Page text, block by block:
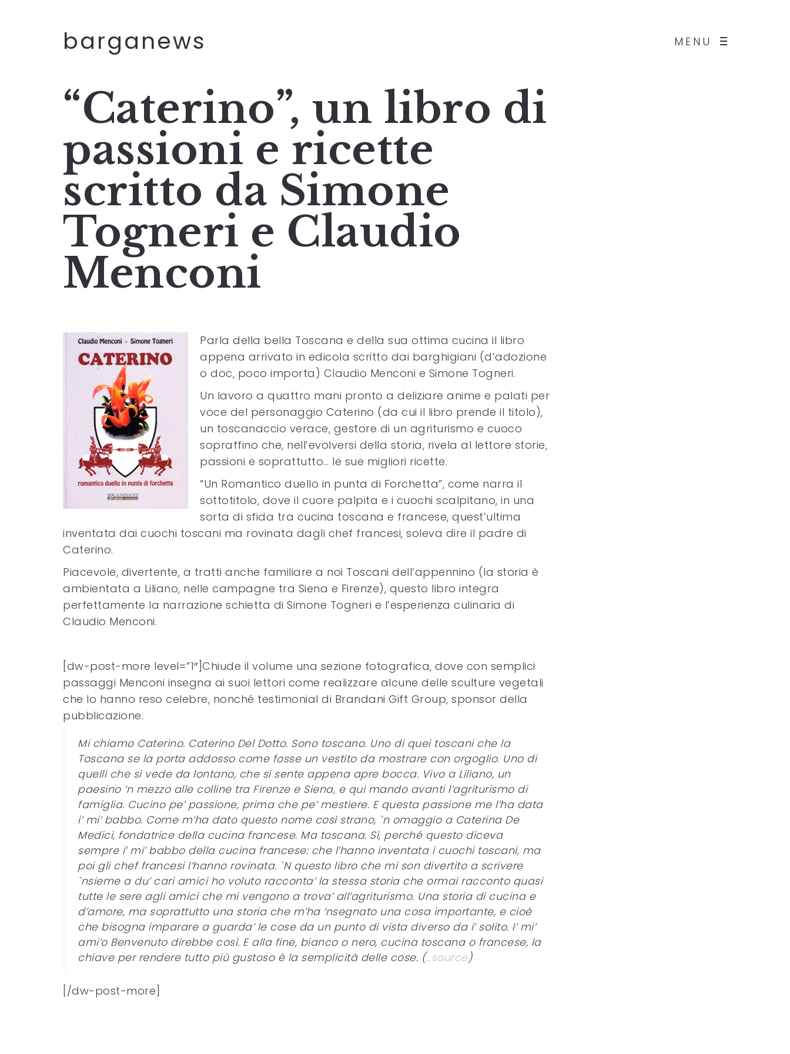
MENU
barganews
“Caterino”, un libro di
passioni e ricette
scritto da Simone
Togneri e Claudio
Menconi
Parla della bella Toscana e della sua ottima cucina il libro
appena arrivato in edicola scritto dai barghigiani (d’adozione
o doc, poco importa) Claudio Menconi e Simone Togneri.
Un lavoro a quattro mani pronto a deliziare anime e palati per
voce del personaggio Caterino (da cui il libro prende il titolo),
un toscanaccio verace, gestore di un agriturismo e cuoco
sopraffino che, nell’evolversi della storia, rivela al lettore storie,
passioni e soprattutto… le sue migliori ricette.
“Un Romantico duello in punta di Forchetta”, come narra il
sottotitolo, dove il cuore palpita e i cuochi scalpitano, in una
sorta di sfida tra cucina toscana e francese, quest’ultima
inventata dai cuochi toscani ma rovinata dagli chef francesi, soleva dire il padre di
Caterino.
Piacevole, divertente, a tratti anche familiare a noi Toscani dell’appennino (la storia è
ambientata a Liliano, nelle campagne tra Siena e Firenze), questo libro integra
perfettamente la narrazione schietta di Simone Togneri e l’esperienza culinaria di
Claudio Menconi.
[dw-post-more level=”1″]Chiude il volume una sezione fotografica, dove con semplici
passaggi Menconi insegna ai suoi lettori come realizzare alcune delle sculture vegetali
che lo hanno reso celebre, nonché testimonial di Brandani Gift Group, sponsor della
pubblicazione.
Mi chiamo Caterino. Caterino Del Dotto. Sono toscano. Uno di quei toscani che la
Toscana se la porta addosso come fosse un vestito da mostrare con orgoglio. Uno di
quelli che si vede da lontano, che si sente appena apre bocca. Vivo a Liliano, un
paesino ‘n mezzo alle colline tra Firenze e Siena, e qui mando avanti l’agriturismo di
famiglia. Cucino pe’ passione, prima che pe’ mestiere. E questa passione me l’ha data
i’ mi’ babbo. Come m’ha dato questo nome così strano, `n omaggio a Caterina De
Medici, fondatrice della cucina francese. Ma toscana. Sì, perché questo diceva
sempre i’ mi’ babbo della cucina francese: che l’hanno inventata i cuochi toscani, ma
poi gli chef francesi l’hanno rovinata. `N questo libro che mi son divertito a scrivere
`nsieme a du’ cari amici ho voluto racconta’ la stessa storia che ormai racconto quasi
tutte le sere agli amici che mi vengono a trova’ all’agriturismo. Una storia di cucina e
d’amore, ma soprattutto una storia che m’ha ‘nsegnato una cosa importante, e cioè
che bisogna imparare a guarda’ le cose da un punto di vista diverso da i’ solito. I’ mi’
ami’o Benvenuto direbbe così. E alla fine, bianco o nero, cucina toscana o francese, la
chiave per rendere tutto più gustoso è la semplicità delle cose. (…source)
[/dw-post-more]